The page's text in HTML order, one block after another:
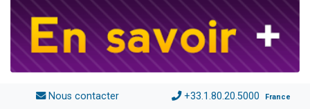
Nous contacter +33.1.80.20.5000 France